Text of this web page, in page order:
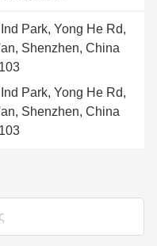
Park, Yong He Rd,
Shenzhen, China
Park, Yong He Rd,
Shenzhen, China